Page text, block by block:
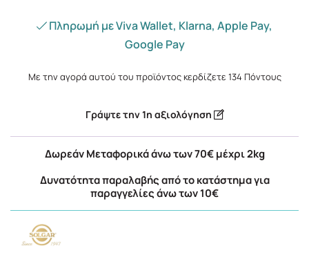
Πληρωμή με Viva Wallet, Klarna, Apple Pay,
Google Pay
Με την αγορά αυτού του προϊόντος κερδίζετε 134 Πόντους
Γράψτε την 1η αξιολόγηση
Δωρεάν Μεταφορικά άνω των 70€ μέχρι 2kg
Δυνατότητα παραλαβής από το κατάστημα για
παραγγελίες άνω των 10€